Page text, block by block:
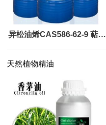
异松油烯CAS586-62-9 萜品
天然植物精油